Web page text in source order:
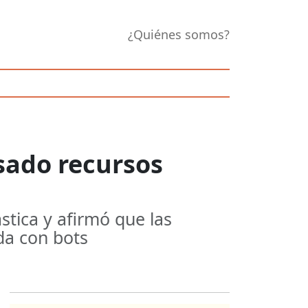
¿Quiénes somos?
recursos
y afirmó que las
con bots